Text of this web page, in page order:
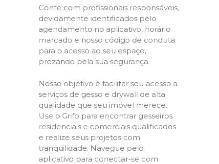
Conte com profissionais responsáveis,
devidamente identificados pelo
agendamento no aplicativo, horário
marcado e nosso código de conduta
para o acesso ao seu espaço,
prezando pela sua segurança.
Nosso objetivo é facilitar seu acesso a
serviços de gesso e drywall de alta
qualidade que seu imóvel merece.
Use o Grifo para encontrar gesseiros
residenciais e comerciais qualificados
e realize seus projetos com
tranquilidade. Navegue pelo
aplicativo para conectar-se com